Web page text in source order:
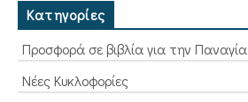
Κατηγορίες
Προσφορά σε βιβλία για την Παναγία
Νέες Κυκλοφορίες